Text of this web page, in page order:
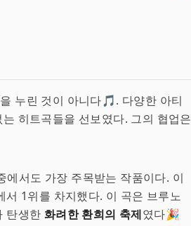
누린 것이 아니다🎵. 다양한 아티
히트곡들을 선보였다. 그의 협업은
서도 가장 주목받는 작품이다. 이
1위를 차지했다. 이 곡은 브루노
탄생한 화려한 환희의 축제였다🎉